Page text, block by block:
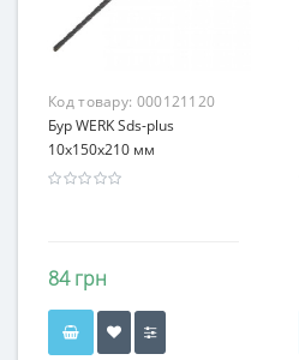
Код товару: 000121120
Бур WERK Sds-plus
10х150x210 мм
84 грн